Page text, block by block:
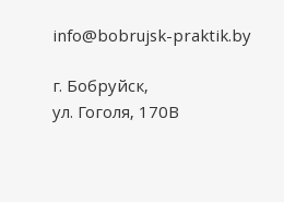
info@bobrujsk-praktik.by
г. Бобруйск,
ул. Гоголя, 170В